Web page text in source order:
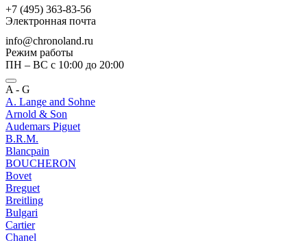
+7 (495) 363-83-56
Электронная почта
info@chronoland.ru
Режим работы
ПН – ВС с 10:00 до 20:00
A - G
A. Lange and Sohne
Arnold & Son
Audemars Piguet
B.R.M.
Blancpain
BOUCHERON
Bovet
Breguet
Breitling
Bulgari
Cartier
Chanel